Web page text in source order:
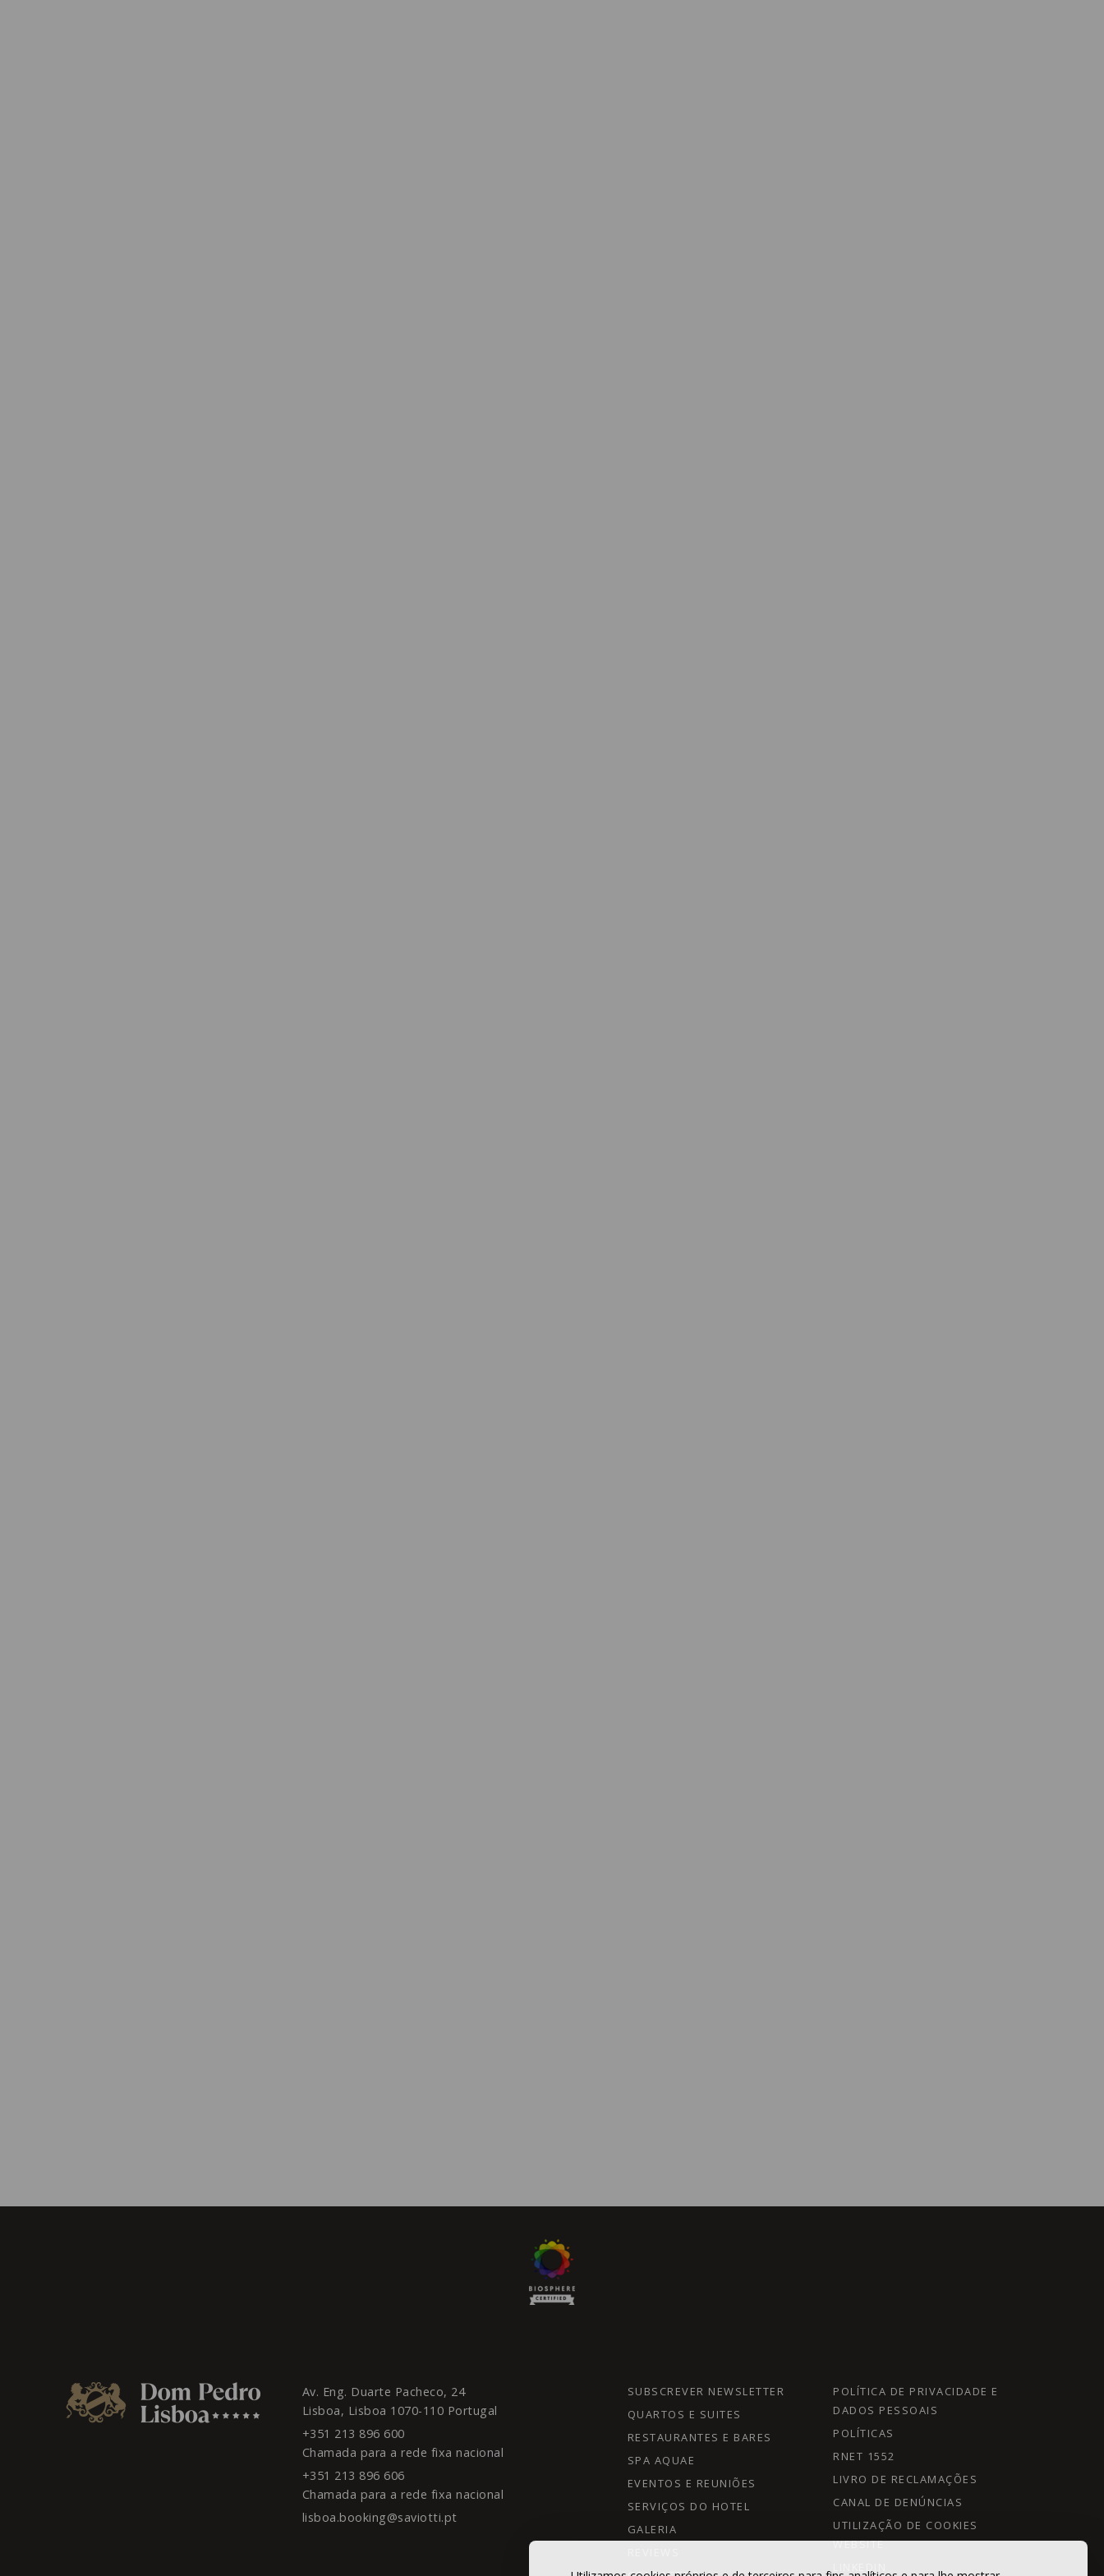
Av. Eng. Duarte Pacheco, 24
Lisboa, Lisboa 1070-110 Portugal
+351 213 896 600
Chamada para a rede fixa nacional
+351 213 896 606
Chamada para a rede fixa nacional
lisboa.booking@saviotti.pt
SUBSCREVER NEWSLETTER
QUARTOS E SUITES
RESTAURANTES E BARES
SPA AQUAE
EVENTOS E REUNIÕES
SERVIÇOS DO HOTEL
GALERIA
POLÍTICA DE PRIVACIDADE E
DADOS PESSOAIS
POLÍTICAS
RNET 1552
LIVRO DE RECLAMAÇÕES
CANAL DE DENÚNCIAS
UTILIZAÇÃO DE COOKIES
WEBSITE